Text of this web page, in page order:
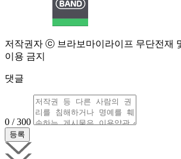
저작권자 ⓒ 브라보마이라이프 무단전재
이용 금지
댓글
0 / 300